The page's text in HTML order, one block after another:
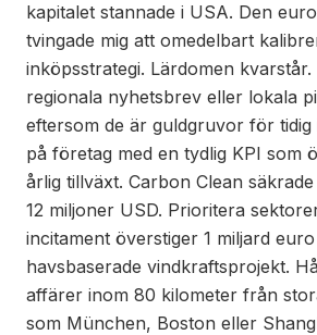
kapitalet stannade i USA. Den
tvingade mig att omedelbart
inköpsstrategi. Lärdomen
regionala nyhetsbrev eller lokala
eftersom de är guldgruvor för tidig
på företag med en tydlig KPI som
årlig tillväxt. Carbon Clean
12 miljoner USD. Prioritera
incitament överstiger 1 miljard
havsbaserade vindkraftsprojekt.
affärer inom 80 kilometer från
som München, Boston eller